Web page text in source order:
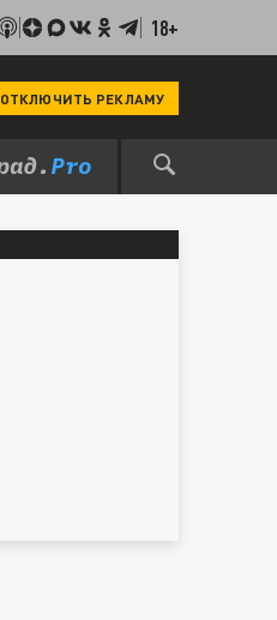
18+
ОТКЛЮЧИТЬ РЕКЛАМУ